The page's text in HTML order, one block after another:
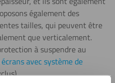
également des
tailles, qui peuvent être
que verticalement.
à suspendre au
écrans avec système de